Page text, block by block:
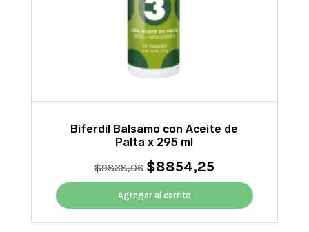
Biferdil Balsamo con Aceite de
Palta x 295 ml
$9838,06 El
precio
original
era:
$9838,06.
$8854,25El
precio
es:
$8854,25.
Agregar al carrito